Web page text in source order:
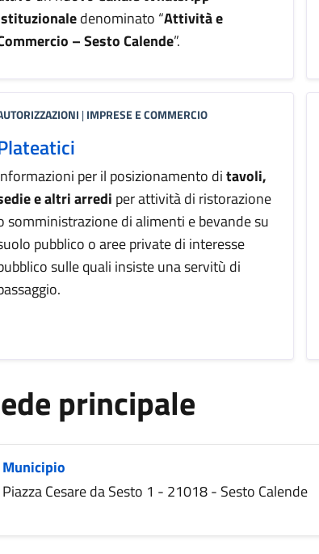
denominato “Attività e
– Sesto Calende”.
|IMPRESE E COMMERCIO
per il posizionamento ditavoli,
e altri arredi per attività di ristorazione
somministrazione di alimenti e bevande su
pubblico o aree private di interesse
sulle quali insiste una servitù di
principale
Municipio
Piazza Cesare da Sesto 1 - 21018 - Sesto Calende